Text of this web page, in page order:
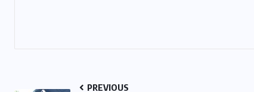
PREVIOUS